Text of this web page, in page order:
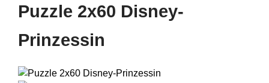
Puzzle 2x60 Disney-
Prinzessin